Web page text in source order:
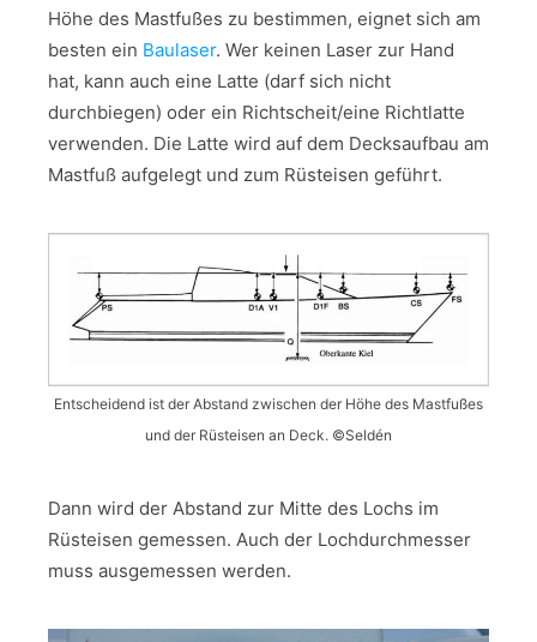
Höhe des Mastfußes zu bestimmen, eignet sich am
besten ein Baulaser. Wer keinen Laser zur Hand
hat, kann auch eine Latte (darf sich nicht
durchbiegen) oder ein Richtscheit/eine Richtlatte
verwenden. Die Latte wird auf dem Decksaufbau am
Mastfuß aufgelegt und zum Rüsteisen geführt.
Entscheidend ist der Abstand zwischen der Höhe des Mastfußes
und der Rüsteisen an Deck. ©Seldén
Dann wird der Abstand zur Mitte des Lochs im
Rüsteisen gemessen. Auch der Lochdurchmesser
muss ausgemessen werden.